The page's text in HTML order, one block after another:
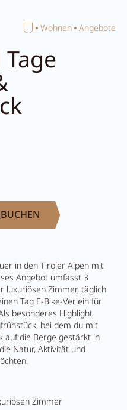
HomeWohnen Angebote
in den Tiroler Alpen mit
Angebot umfasst 3
luxuriösen Zimmer, täglich
Tag E-Bike-Verleih für
besonderes Highlight
bei dem du mit
auf die Berge gestärkt in
Natur, Aktivität und
Zimmer
BUCHEN